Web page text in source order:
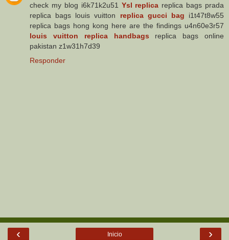
check my blog i6k71k2u51 Ysl replica replica bags prada
replica bags louis vuitton replica gucci bag i1t47t8w55
replica bags hong kong here are the findings u4n60e3r57
louis vuitton replica handbags replica bags online
pakistan z1w31h7d39
Responder
‹ ›
Inicio